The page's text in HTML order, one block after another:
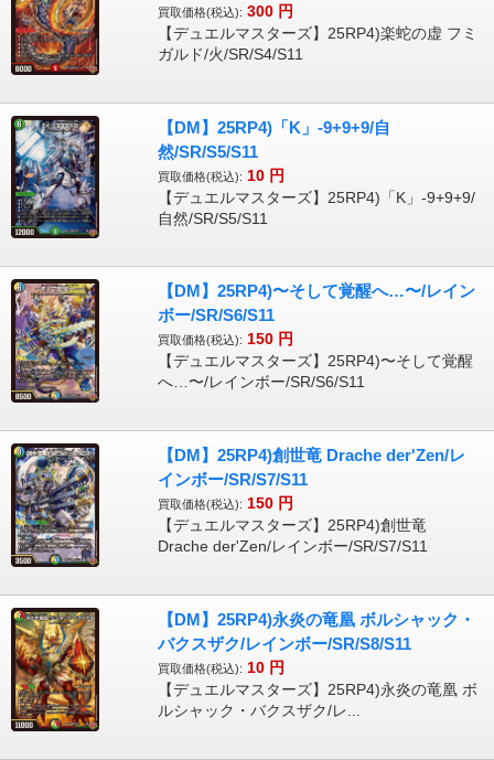
買取価格(税込): 300 円
【デュエルマスターズ】25RP4)楽蛇の虚 フミ
ガルド/火/SR/S4/S11
【DM】25RP4)「K」-9+9+9/自
然/SR/S5/S11
買取価格(税込): 10 円
【デュエルマスターズ】25RP4)「K」-9+9+9/
自然/SR/S5/S11
【DM】25RP4)〜そして覚醒へ…〜/レイン
ボー/SR/S6/S11
買取価格(税込): 150 円
【デュエルマスターズ】25RP4)〜そして覚醒
へ…〜/レインボー/SR/S6/S11
【DM】25RP4)創世竜 Drache der'Zen/レ
インボー/SR/S7/S11
買取価格(税込): 150 円
【デュエルマスターズ】25RP4)創世竜
Drache der'Zen/レインボー/SR/S7/S11
【DM】25RP4)永炎の竜凰 ボルシャック・
バクスザク/レインボー/SR/S8/S11
買取価格(税込): 10 円
【デュエルマスターズ】25RP4)永炎の竜凰 ボ
ルシャック・バクスザク/レ...